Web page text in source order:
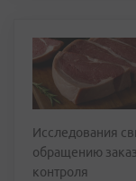
Исследования
обращению
контроля